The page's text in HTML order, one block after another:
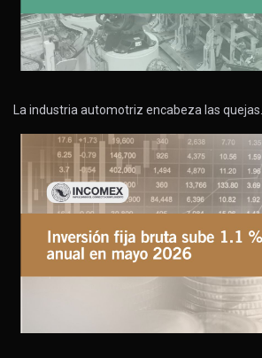
La industria automotriz encabeza las quejas…